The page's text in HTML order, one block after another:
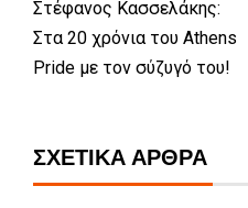
Στέφανος Κασσελάκης:
Στα 20 χρόνια του Athens
Pride με τον σύζυγό του!
ΣΧΕΤΙΚΆ ΆΡΘΡΑ